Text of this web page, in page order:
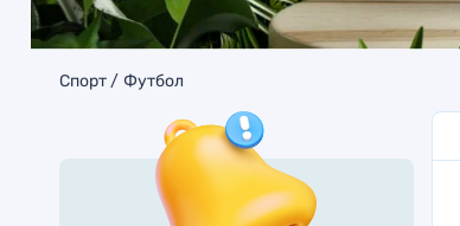
Спорт Футбол